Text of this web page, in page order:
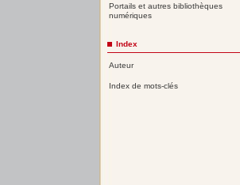
Portails et autres bibliothèques
numériques
Index
Auteur
Index de mots-clés